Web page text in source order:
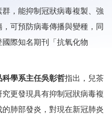
，能抑制冠狀病毒複製、強
可預防病毒傳播與變種，同
際知名期刊「抗氧化物
科學系主任吳彰哲指出，兒茶
更發現具有抑制冠狀病毒複
肺部發炎，對現在新冠肺炎